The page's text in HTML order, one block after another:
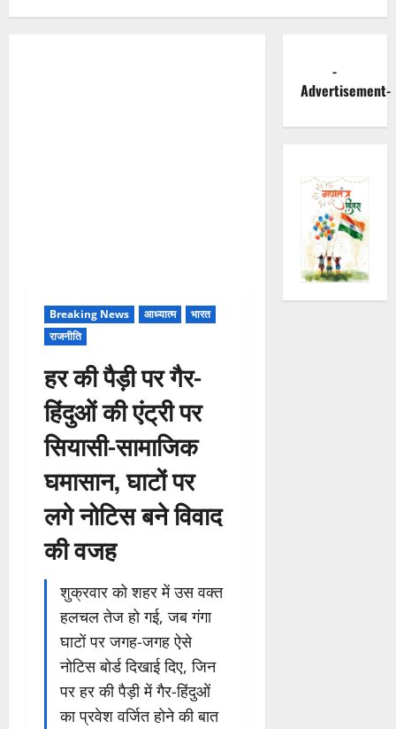
Breaking News आध्यात्म
भारत
राजनीति
हर की पैड़ी पर गैर-
हिंदुओं की एंट्री पर
सियासी-सामाजिक
घमासान, घाटों पर
लगे नोटिस बने विवाद
की वजह
शुक्रवार को शहर में उस वक्त
हलचल तेज हो गई, जब गंगा
घाटों पर जगह-जगह ऐसे
नोटिस बोर्ड दिखाई दिए, जिन
पर हर की पैड़ी में गैर-हिंदुओं
का प्रवेश वर्जित होने की बात
-
Advertisement-